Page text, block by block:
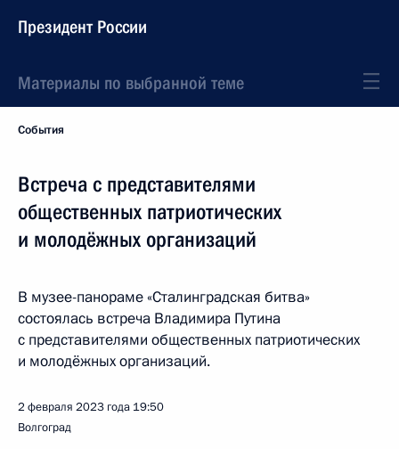
Президент России
Материалы по выбранной теме
События
Встреча с представителями
общественных патриотических
и молодёжных организаций
В музее-панораме «Сталинградская битва»
состоялась встреча Владимира Путина
с представителями общественных патриотических
и молодёжных организаций.
2 февраля 2023 года 19:50
Волгоград